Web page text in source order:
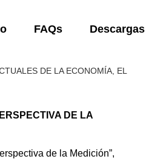
FAQs Descargas
DE LA ECONOMÍA, EL
DE LA
de la Medición”,